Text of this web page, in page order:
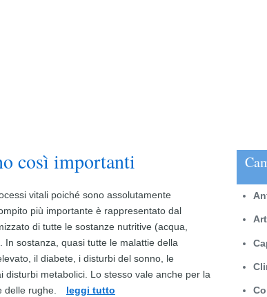
così importanti
vitali poiché sono assolutamente
più importante è rappresentato dal
di tutte le sostanze nutritive (acqua,
sostanza, quasi tutte le malattie della
il diabete, i disturbi del sonno, le
disturbi metabolici. Lo stesso vale anche per la
rughe.
leggi tutto